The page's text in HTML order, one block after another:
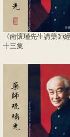
《南懷瑾先生講藥師
十三集